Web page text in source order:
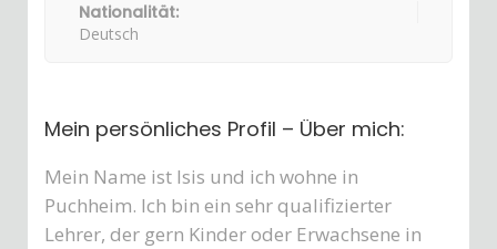
Nationalität:
Deutsch
Mein persönliches Profil – Über mich:
Mein Name ist Isis und ich wohne in
Puchheim. Ich bin ein sehr qualifizierter
Lehrer, der gern Kinder oder Erwachsene in